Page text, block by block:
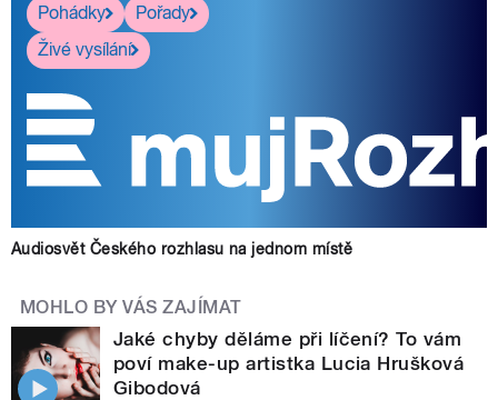
Pohádky
Pořady
Živé vysílání
Audiosvět Českého rozhlasu na jednom místě
MOHLO BY VÁS ZAJÍMAT
Jaké chyby děláme při líčení? To vám
poví make-up artistka Lucia Hrušková
Gibodová